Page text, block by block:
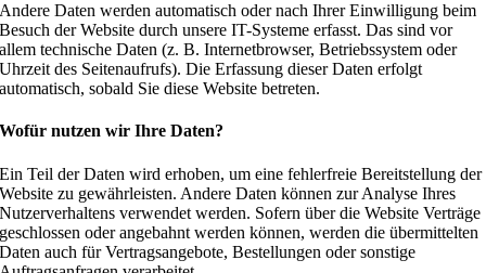
Andere Daten werden automatisch oder nach Ihrer Einwilligung beim
Besuch der Website durch unsere IT-Systeme erfasst. Das sind vor
allem technische Daten (z. B. Internetbrowser, Betriebssystem oder
Uhrzeit des Seitenaufrufs). Die Erfassung dieser Daten erfolgt
automatisch, sobald Sie diese Website betreten.
Wofür nutzen wir Ihre Daten?
Ein Teil der Daten wird erhoben, um eine fehlerfreie Bereitstellung der
Website zu gewährleisten. Andere Daten können zur Analyse Ihres
Nutzerverhaltens verwendet werden. Sofern über die Website Verträge
geschlossen oder angebahnt werden können, werden die übermittelten
Daten auch für Vertragsangebote, Bestellungen oder sonstige